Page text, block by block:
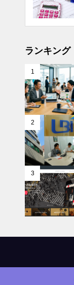
ランキング
1
2
3